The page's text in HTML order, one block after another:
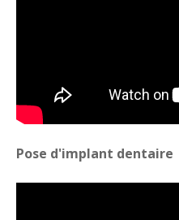
Pose d'implant dentaire